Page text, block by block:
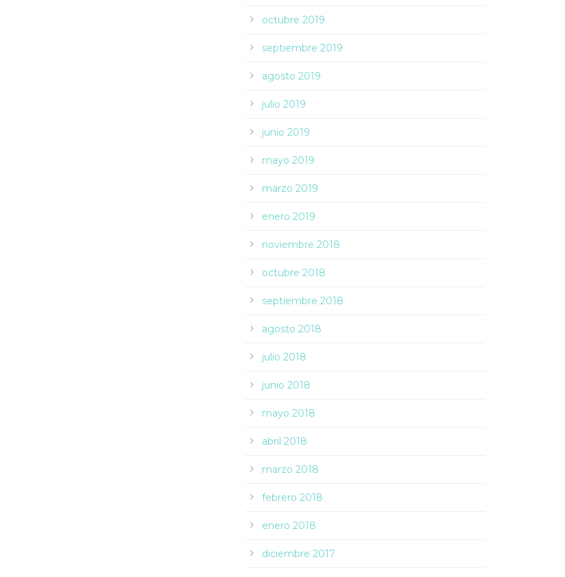
octubre 2019
septiembre 2019
agosto 2019
julio 2019
junio 2019
mayo 2019
marzo 2019
enero 2019
noviembre 2018
octubre 2018
septiembre 2018
agosto 2018
julio 2018
junio 2018
mayo 2018
abril 2018
marzo 2018
febrero 2018
enero 2018
diciembre 2017